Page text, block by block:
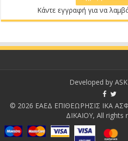
Κάντε εγγραφή για να
Developed by
© 2026 ΕΑΕΔ ΕΠΙΘΕΩΡΗΣΙΣ ΙΚΑ
ΔΙΚΑΙΟΥ, All rights